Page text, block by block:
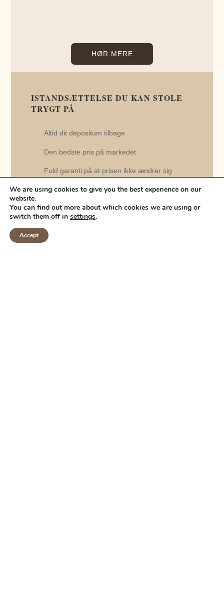
HØR MERE
ISTANDSÆTTELSE DU KAN STOLE
TRYGT PÅ
Altid dit depositum tilbage
Den bedste pris på markedet
Fuld garanti på at prisen ikke ændrer sig
Fuld garanti på kvaliteten
Vejledning og gode råd
We are using cookies to give you the best experience on our
website.
You can find out more about which cookies we are using or
switch them off in settings.
Accept